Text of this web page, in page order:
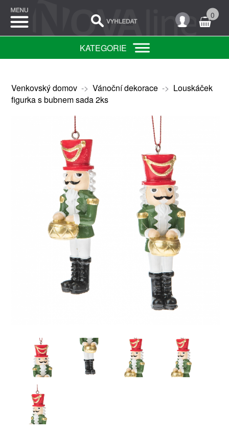
0
KATEGORIE
Venkovský domov-> Vánoční dekorace-> Louskáček
figurka s bubnem sada 2ks